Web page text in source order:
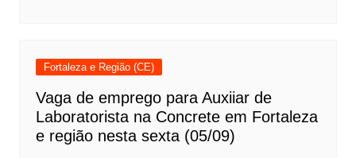
Fortaleza e Região (CE)
Vaga de emprego para Auxiiar de
Laboratorista na Concrete em Fortaleza
e região nesta sexta (05/09)